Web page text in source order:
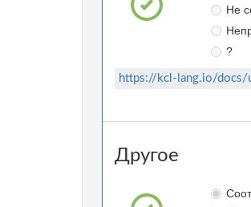
Не
?
https://kcl-lang.io/docs/
Другое